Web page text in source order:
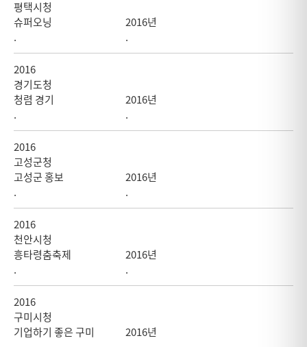
평택시청
슈퍼오닝
2016년
.
.
2016
경기도청
청렴 경기
2016년
.
.
2016
고성군청
고성군 홍보
2016년
.
.
2016
천안시청
흥타령춤축제
2016년
.
.
2016
구미시청
기업하기 좋은 구미
2016년